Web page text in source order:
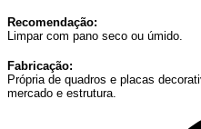
Recomendação:
Limpar com pano seco ou úmido.
Fabricação:
Própria de quadros e placas
mercado e estrutura.